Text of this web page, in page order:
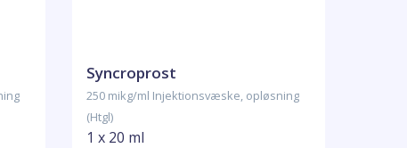
Syncroprost
250 mikg/ml Injektionsvæske, opløsning
(Htgl)
1 x 20 ml